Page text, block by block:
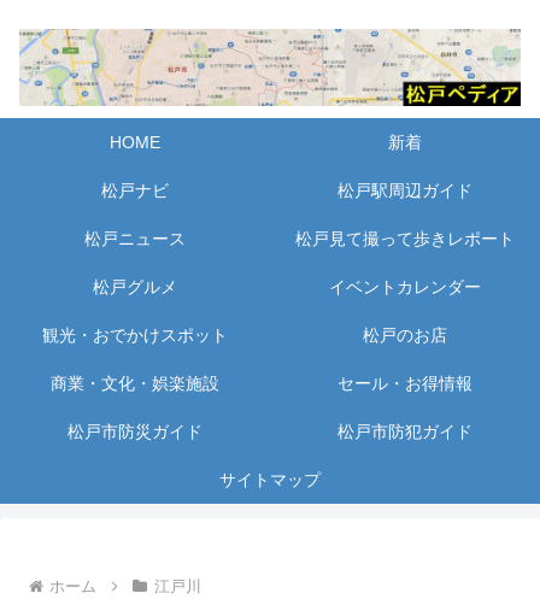
HOME 新着
松戸ナビ 松戸駅周辺ガイド
松戸ニュース 松戸見て撮って歩きレポート
松戸グルメ イベントカレンダー
観光・おでかけスポット 松戸のお店
商業・文化・娯楽施設 セール・お得情報
松戸市防災ガイド 松戸市防犯ガイド
サイトマップ
ホーム 江戸川